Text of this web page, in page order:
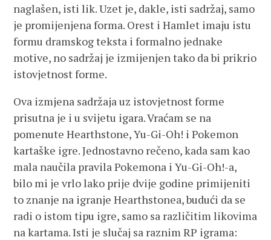
naglašen, isti lik. Uzet je, dakle, isti sadržaj, samo
je promijenjena forma. Orest i Hamlet imaju istu
formu dramskog teksta i formalno jednake
motive, no sadržaj je izmijenjen tako da bi prikrio
istovjetnost forme.
Ova izmjena sadržaja uz istovjetnost forme
prisutna je i u svijetu igara. Vraćam se na
pomenute Hearthstone, Yu-Gi-Oh! i Pokemon
kartaške igre. Jednostavno rečeno, kada sam kao
mala naučila pravila Pokemona i Yu-Gi-Oh!-a,
bilo mi je vrlo lako prije dvije godine primijeniti
to znanje na igranje Hearthstonea, budući da se
radi o istom tipu igre, samo sa različitim likovima
na kartama. Isti je slučaj sa raznim RP igrama: